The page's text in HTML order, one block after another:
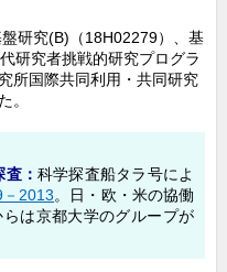
研究(B)（18H02279）、基
研究者挑戦的研究プログラ
所国際共同利用・共同研究
。
査： 科学探査船タラ号によ
2013。日・欧・米の協働
は京都大学のグループが